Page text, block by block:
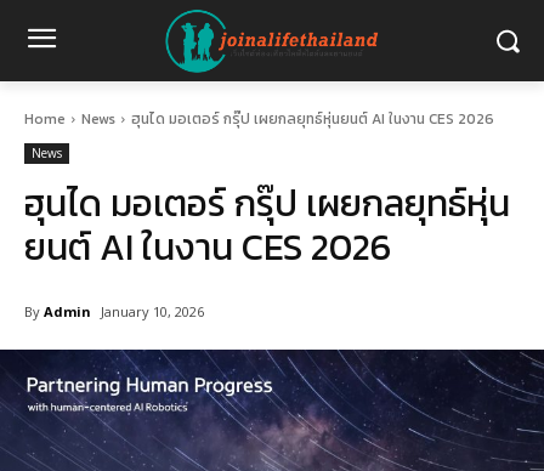
Home News ฮุนได มอเตอร์ กรุ๊ป เผยกลยุทธ์หุ่นยนต์ AI ในงาน CES 2026
News
ฮุนได มอเตอร์ กรุ๊ป เผยกลยุทธ์หุ่น
ยนต์ AI ในงาน CES 2026
By Admin January 10, 2026